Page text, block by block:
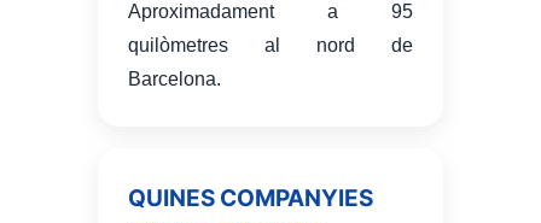
Aproximadament a 95
quilòmetres al nord de
Barcelona.
QUINES COMPANYIES